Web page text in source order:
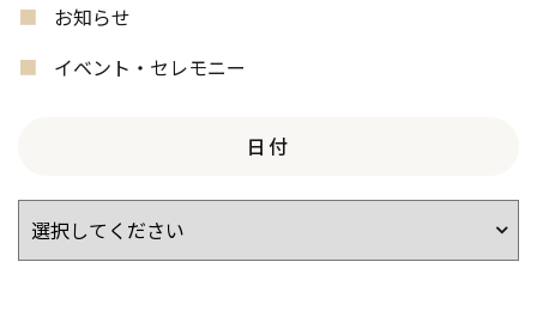
お知らせ
イベント・セレモニー
日付